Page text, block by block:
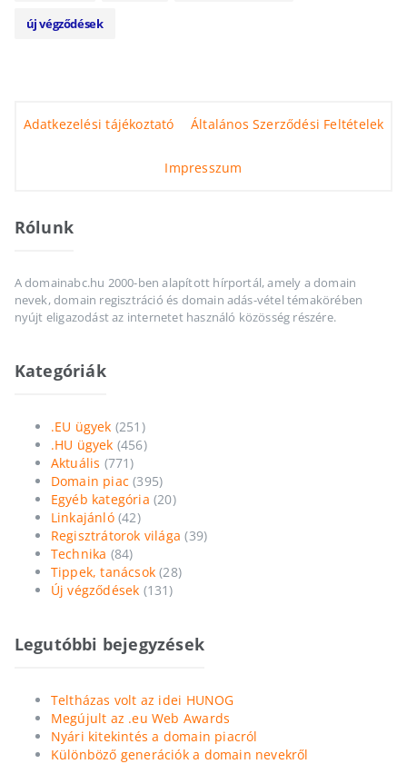
új végződések
Adatkezelési tájékoztató Általános Szerződési Feltételek
Impresszum
Rólunk
A domainabc.hu 2000-ben alapított hírportál, amely a domain
nevek, domain regisztráció és domain adás-vétel témakörében
nyújt eligazodást az internetet használó közösség részére.
Kategóriák
.EU ügyek (251)
.HU ügyek (456)
Aktuális (771)
Domain piac (395)
Egyéb kategória (20)
Linkajánló(42)
Regisztrátorok világa (39)
Technika (84)
Tippek, tanácsok (28)
Új végződések (131)
Legutóbbi bejegyzések
Teltházas volt az idei HUNOG
Megújult az .eu Web Awards
Nyári kitekintés a domain piacról
Különböző generációk a domain nevekről